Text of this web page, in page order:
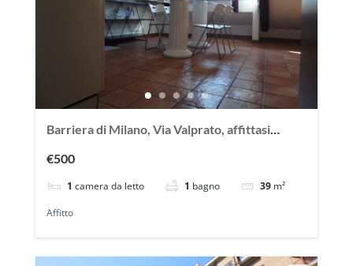
Barriera di Milano, Via Valprato, affittasi
€500
1 camera da letto 1 bagno 39 m²
Affitto